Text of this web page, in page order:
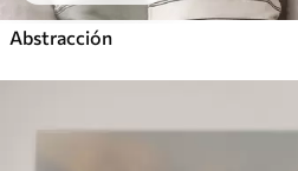
Abstracción